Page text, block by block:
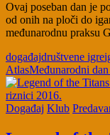
Ovaj poseban dan je
od onih na ploči do
međunarodnu praksu
događajdruštvene igre
AtlasMeđunarodni
Događaj Klub